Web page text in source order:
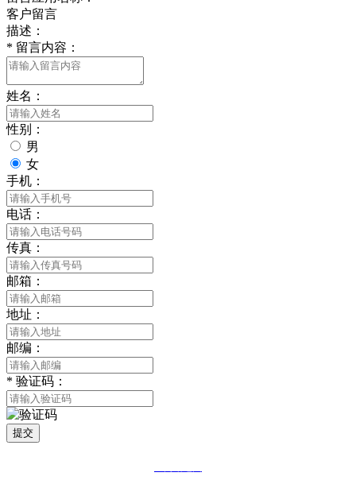
客户留言
描述：
* 留言内容：
姓名：
性别：
男
女
手机：
电话：
传真：
邮箱：
地址：
邮编：
* 验证码：
提交